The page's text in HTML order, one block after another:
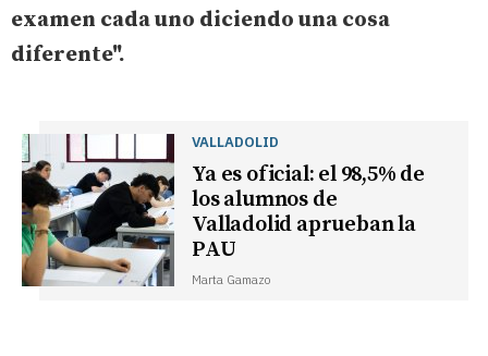
examen cada uno diciendo una cosa
diferente".
VALLADOLID
Ya es oficial: el 98,5% de
los alumnos de
Valladolid aprueban la
PAU
Marta Gamazo